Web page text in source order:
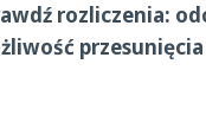
rozliczenia: